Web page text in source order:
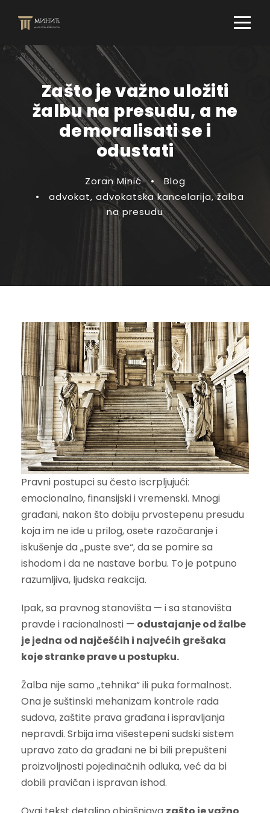
Zašto je važno uložiti
žalbu na presudu, a ne
demoralisati se i
odustati
Zoran Minić •
Blog
•
advokat, advokatska kancelarija, žalba
na presudu
Pravni postupci su često iscrpljujući:
emocionalno, finansijski i vremenski. Mnogi
građani, nakon što dobiju prvostepenu presudu
koja im ne ide u prilog, osete razočaranje i
iskušenje da „puste sve“, da se pomire sa
ishodom i da ne nastave borbu. To je potpuno
razumljiva, ljudska reakcija.
Ipak, sa pravnog stanovišta — i sa stanovišta
pravde i racionalnosti — odustajanje od žalbe
je jedna od najčešćih i najvećih grešaka
koje stranke prave u postupku.
Žalba nije samo „tehnika“ ili puka formalnost.
Ona je suštinski mehanizam kontrole rada
sudova, zaštite prava građana i ispravljanja
nepravdi. Srbija ima višestepeni sudski sistem
upravo zato da građani ne bi bili prepušteni
proizvoljnosti pojedinačnih odluka, već da bi
dobili pravičan i ispravan ishod.